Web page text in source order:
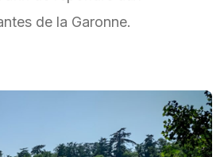
de la Garonne.